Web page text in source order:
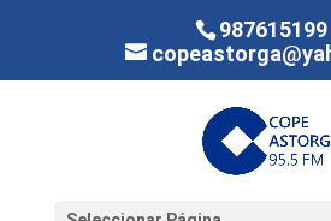
987615199